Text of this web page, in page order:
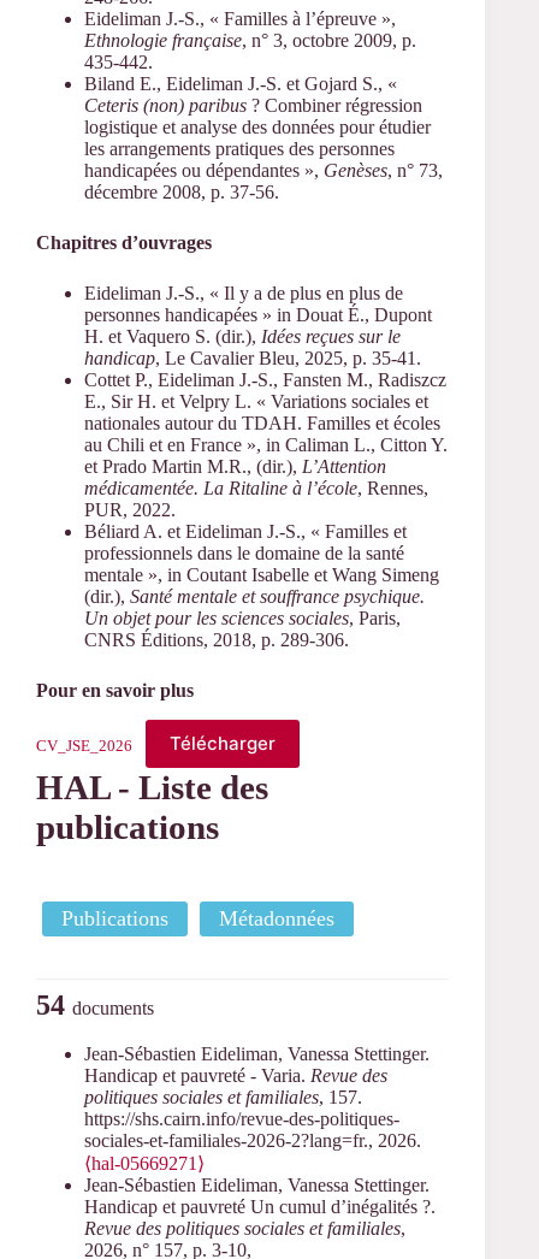
Eideliman J.-S., « Familles à l’épreuve »,
Ethnologie française, n° 3, octobre 2009, p.
435-442.
Biland E., Eideliman J.-S. et Gojard S., «
Ceteris (non) paribus ? Combiner régression
logistique et analyse des données pour étudier
les arrangements pratiques des personnes
handicapées ou dépendantes », Genèses, n° 73,
décembre 2008, p. 37-56.
Chapitres d’ouvrages
Eideliman J.-S., « Il y a de plus en plus de
personnes handicapées » in Douat É., Dupont
H. et Vaquero S. (dir.), Idées reçues sur le
handicap, Le Cavalier Bleu, 2025, p. 35-41.
Cottet P., Eideliman J.-S., Fansten M., Radiszcz
E., Sir H. et Velpry L. « Variations sociales et
nationales autour du TDAH. Familles et écoles
au Chili et en France », in Caliman L., Citton Y.
et Prado Martin M.R., (dir.), L’Attention
médicamentée. La Ritaline à l’école, Rennes,
PUR, 2022.
Béliard A. et Eideliman J.-S., « Familles et
professionnels dans le domaine de la santé
mentale », in Coutant Isabelle et Wang Simeng
(dir.), Santé mentale et souffrance psychique.
Un objet pour les sciences sociales, Paris,
CNRS Éditions, 2018, p. 289-306.
Pour en savoir plus
CV_JSE_2026 Télécharger
HAL - Liste des
publications
Publications Métadonnées
54 documents
Jean-Sébastien Eideliman, Vanessa Stettinger.
Handicap et pauvreté - Varia. Revue des
politiques sociales et familiales, 157.
https://shs.cairn.info/revue-des-politiques-
sociales-et-familiales-2026-2?lang=fr., 2026.
⟨hal-05669271⟩
Jean-Sébastien Eideliman, Vanessa Stettinger.
Handicap et pauvreté Un cumul d’inégalités ?.
Revue des politiques sociales et familiales,
2026, n° 157, p. 3-10,